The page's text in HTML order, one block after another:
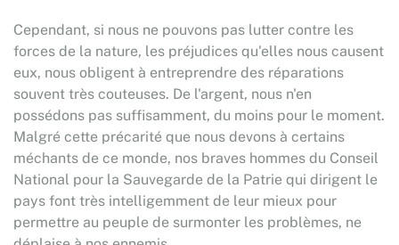
Cependant, si nous ne pouvons pas lutter contre les
forces de la nature, les préjudices qu'elles nous causent
eux, nous obligent à entreprendre des réparations
souvent très couteuses. De l'argent, nous n'en
possédons pas suffisamment, du moins pour le moment.
Malgré cette précarité que nous devons à certains
méchants de ce monde, nos braves hommes du Conseil
National pour la Sauvegarde de la Patrie qui dirigent le
pays font très intelligemment de leur mieux pour
permettre au peuple de surmonter les problèmes, ne